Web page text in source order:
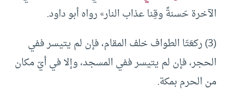
الآخرة حَسنةً وقِنا عذاب النار» رواه أبو داود.
(3) ركعَتَا الطواف خلف المقام، فإن لم يتيسر ففي
الحجر، فإن لم يتيسر ففي المسجد، وإلا في أيّ مكان
من الحرم بمكة.